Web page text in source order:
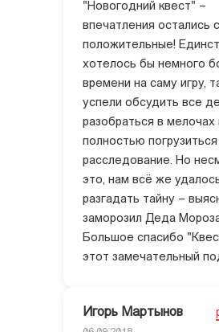
"Новогодний квест" –
впечатления остались
положительные!
хотелось бы немного
времени на саму игру,
успели обсудить все
разобраться в мелочах
полностью погрузиться
расследование. Но
это, нам всё же
разгадать тайну –
заморозил Деда
Большое спасибо
этот замечательный
Игорь Мартынов